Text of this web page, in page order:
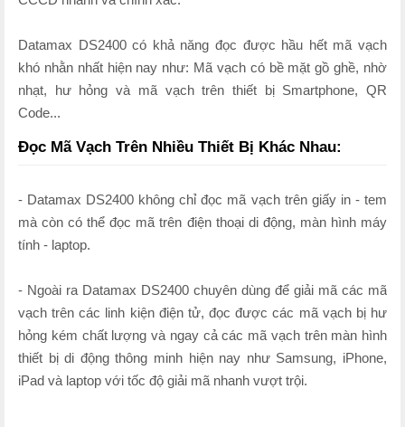
Datamax DS2400 có khả năng đọc được hầu hết mã vạch
khó nhằn nhất hiện nay như: Mã vạch có bề mặt gồ ghề, nhờ
nhạt, hư hỏng và mã vạch trên thiết bị Smartphone, QR
Code...
Đọc Mã Vạch Trên Nhiều Thiết Bị Khác Nhau:
- Datamax DS2400 không chỉ đọc mã vạch trên giấy in - tem
mà còn có thể đọc mã trên điện thoại di động, màn hình máy
tính - laptop.
- Ngoài ra Datamax DS2400 chuyên dùng để giải mã các mã
vạch trên các linh kiện điện tử, đọc được các mã vạch bị hư
hỏng kém chất lượng và ngay cả các mã vạch trên màn hình
thiết bị di động thông minh hiện nay như Samsung, iPhone,
iPad và laptop với tốc độ giải mã nhanh vượt trội.